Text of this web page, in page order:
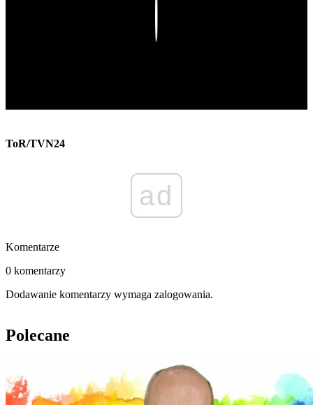
ToR/TVN24
ad
Komentarze
0 komentarzy
Dodawanie komentarzy wymaga zalogowania.
Polecane